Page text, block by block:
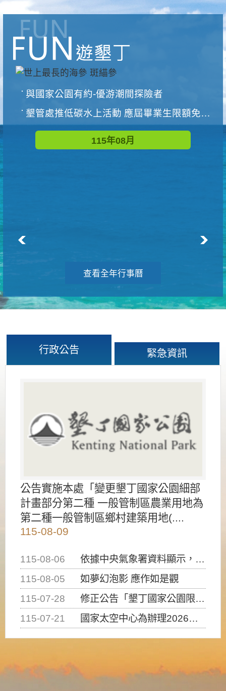
與國家公園有約-優游潮間探險者
墾管處推低碳水上活動 應屆畢業生限額免費參加
115年08月
查看全年行事曆
行政公告 緊急資訊
公告實施本處「變更墾丁國家公園細部
計畫部分第二種 一般管制區農業用地為
第二種一般管制區鄉村建築用地(....
115-08-09
115-08-06
依據中央氣象署資料顯示，白海豚颱風持續接近臺灣，請密切注意動向及早完成防災應變準備
115-08-05
如夢幻泡影 應作如是觀
115-07-28
修正公告「墾丁國家公園限制水域遊憩活動之種類、範圍、時間及行為」，自即日生效。
115-07-21
國家太空中心為辦理2026台灣盃火箭競賽，陸、海、空域警戒及協調相關事宜，因颱風備案事宜